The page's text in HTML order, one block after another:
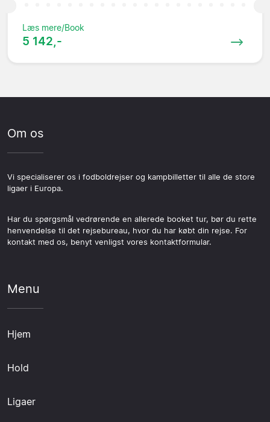
Læs mere/Book
5 142,-
Om os
Vi specialiserer os i fodboldrejser og kampbilletter til alle de store
ligaer i Europa.
Har du spørgsmål vedrørende en allerede booket tur, bør du rette
henvendelse til det rejsebureau, hvor du har købt din rejse. For
kontakt med os, benyt venligst vores kontaktformular.
Menu
Hjem
Hold
Ligaer